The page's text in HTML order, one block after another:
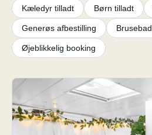
Kæledyr tilladt Børn tilladt
Generøs afbestilling Brusebad
Øjeblikkelig booking